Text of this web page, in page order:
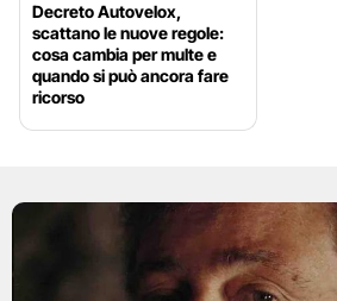
Decreto Autovelox,
scattano le nuove regole:
cosa cambia per multe e
quando si può ancora fare
ricorso